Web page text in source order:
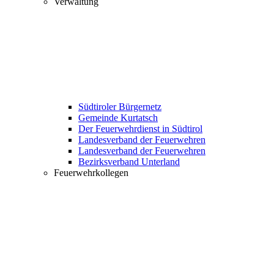
Südtiroler Bürgernetz
Gemeinde Kurtatsch
Der Feuerwehrdienst in Südtirol
Landesverband der Feuerwehren
Landesverband der Feuerwehren
Bezirksverband Unterland
Feuerwehrkollegen